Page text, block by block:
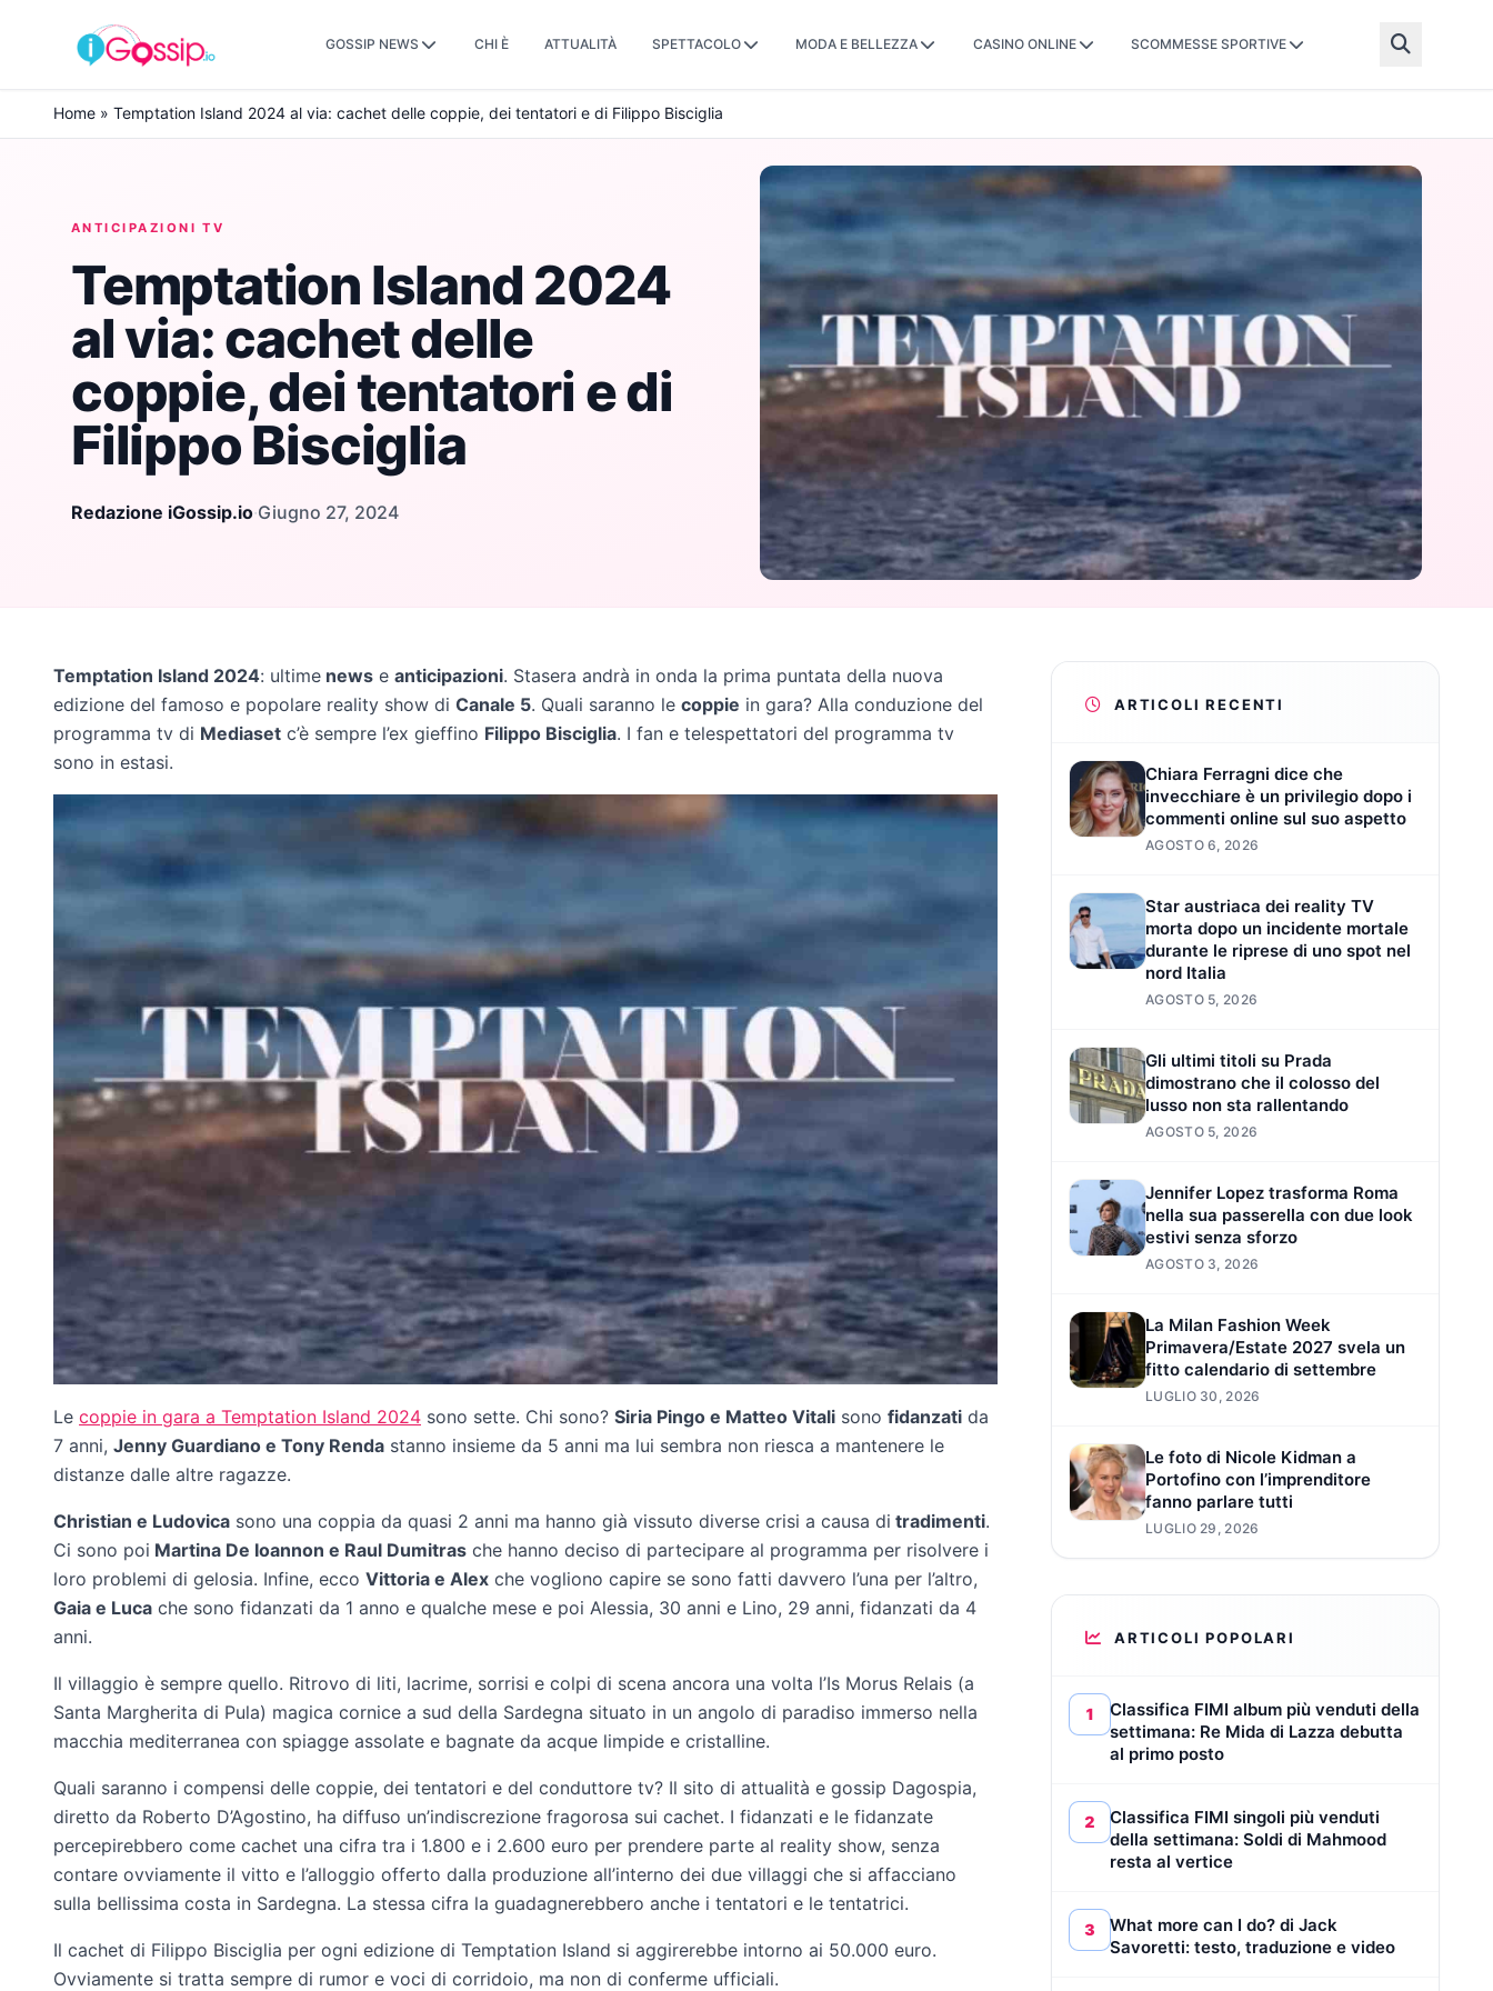
Skip to content
GOSSIP NEWS CHI È ATTUALITÀ SPETTACOLO MODA E BELLEZZA CASINO ONLINE SCOMMESSE SPORTIVE
Home » Temptation Island 2024 al via: cachet delle coppie, dei tentatori e di Filippo Bisciglia
ANTICIPAZIONI TV
Temptation Island 2024
al via: cachet delle
coppie, dei tentatori e di
Filippo Bisciglia
Redazione iGossip.io·Giugno 27, 2024
Temptation Island 2024: ultime news e anticipazioni. Stasera andrà in onda la prima puntata della nuova
edizione del famoso e popolare reality show di Canale 5. Quali saranno le coppie in gara? Alla conduzione del
programma tv di Mediaset c’è sempre l’ex gieffino Filippo Bisciglia. I fan e telespettatori del programma tv
sono in estasi.
Le coppie in gara a Temptation Island 2024 sono sette. Chi sono? Siria Pingo e Matteo Vitali sono fidanzati da
7 anni, Jenny Guardiano e Tony Renda stanno insieme da 5 anni ma lui sembra non riesca a mantenere le
distanze dalle altre ragazze.
Christian e Ludovica sono una coppia da quasi 2 anni ma hanno già vissuto diverse crisi a causa di tradimenti.
Ci sono poi Martina De Ioannon e Raul Dumitras che hanno deciso di partecipare al programma per risolvere i
loro problemi di gelosia. Infine, ecco Vittoria e Alex che vogliono capire se sono fatti davvero l’una per l’altro,
Gaia e Luca che sono fidanzati da 1 anno e qualche mese e poi Alessia, 30 anni e Lino, 29 anni, fidanzati da 4
anni.
Il villaggio è sempre quello. Ritrovo di liti, lacrime, sorrisi e colpi di scena ancora una volta l’Is Morus Relais (a
Santa Margherita di Pula) magica cornice a sud della Sardegna situato in un angolo di paradiso immerso nella
macchia mediterranea con spiagge assolate e bagnate da acque limpide e cristalline.
Quali saranno i compensi delle coppie, dei tentatori e del conduttore tv? Il sito di attualità e gossip Dagospia,
diretto da Roberto D’Agostino, ha diffuso un’indiscrezione fragorosa sui cachet. I fidanzati e le fidanzate
percepirebbero come cachet una cifra tra i 1.800 e i 2.600 euro per prendere parte al reality show, senza
contare ovviamente il vitto e l’alloggio offerto dalla produzione all’interno dei due villaggi che si affacciano
sulla bellissima costa in Sardegna. La stessa cifra la guadagnerebbero anche i tentatori e le tentatrici.
Il cachet di Filippo Bisciglia per ogni edizione di Temptation Island si aggirerebbe intorno ai 50.000 euro.
Ovviamente si tratta sempre di rumor e voci di corridoio, ma non di conferme ufficiali.
ARTICOLI RECENTI
Chiara Ferragni dice che
invecchiare è un privilegio dopo i
commenti online sul suo aspetto
AGOSTO 6, 2026
Star austriaca dei reality TV
morta dopo un incidente mortale
durante le riprese di uno spot nel
nord Italia
AGOSTO 5, 2026
Gli ultimi titoli su Prada
dimostrano che il colosso del
lusso non sta rallentando
AGOSTO 5, 2026
Jennifer Lopez trasforma Roma
nella sua passerella con due look
estivi senza sforzo
AGOSTO 3, 2026
La Milan Fashion Week
Primavera/Estate 2027 svela un
fitto calendario di settembre
LUGLIO 30, 2026
Le foto di Nicole Kidman a
Portofino con l’imprenditore
fanno parlare tutti
LUGLIO 29, 2026
ARTICOLI POPOLARI
1
Classifica FIMI album più venduti della
settimana: Re Mida di Lazza debutta
al primo posto
2
Classifica FIMI singoli più venduti
della settimana: Soldi di Mahmood
resta al vertice
3
What more can I do? di Jack
Savoretti: testo, traduzione e video